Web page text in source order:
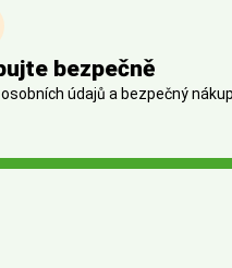
bezpečně
údajů a bezpečný